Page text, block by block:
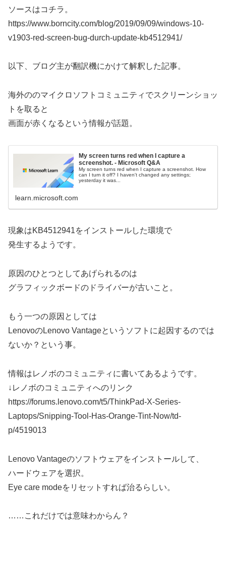
ソースはコチラ。
https://www.borncity.com/blog/2019/09/09/windows-10-
v1903-red-screen-bug-durch-update-kb4512941/
以下、ブログ主が翻訳機にかけて解釈した記事。
海外ののマイクロソフトコミュニティでスクリーンショッ
トを取ると
画面が赤くなるという情報が話題。
My screen turns red when I capture a
screenshot. - Microsoft Q&A
My screen turns red when I capture a screenshot. How
can I turn it off? I haven't changed any settings;
yesterday it was...
learn.microsoft.com
現象はKB4512941をインストールした環境で
発生するようです。
原因のひとつとしてあげられるのは
グラフィックボードのドライバーが古いこと。
もう一つの原因としては
LenovoのLenovo Vantageというソフトに起因するのでは
ないか？という事。
情報はレノボのコミュニティに書いてあるようです。
↓レノボのコミュニティへのリンク
https://forums.lenovo.com/t5/ThinkPad-X-Series-
Laptops/Snipping-Tool-Has-Orange-Tint-Now/td-
p/4519013
Lenovo Vantageのソフトウェアをインストールして、
ハードウェアを選択。
Eye care modeをリセットすれば治るらしい。
……これだけでは意味わからん？